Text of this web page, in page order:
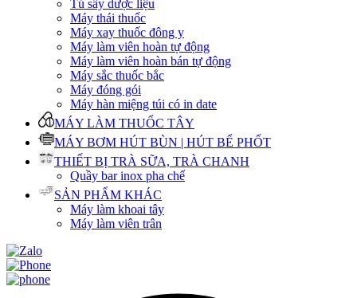
Tủ sấy dược liệu
Máy thái thuốc
Máy xay thuốc đông y
Máy làm viên hoàn tự động
Máy làm viên hoàn bán tự động
Máy sắc thuốc bắc
Máy đóng gói
Máy hàn miệng túi có in date
MÁY LÀM THUỐC TÂY
MÁY BƠM HÚT BÙN | HÚT BỂ PHỐT
THIẾT BỊ TRÀ SỮA, TRÀ CHANH
Quầy bar inox pha chế
SẢN PHẨM KHÁC
Máy làm khoai tây
Máy làm viên trân